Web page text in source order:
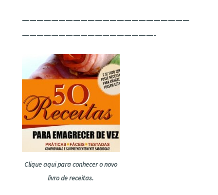
———————————————————————
——————————————————-
Clique aqui para conhecer o novo
livro de receitas.